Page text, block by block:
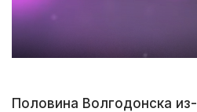
Половина Волгодонска